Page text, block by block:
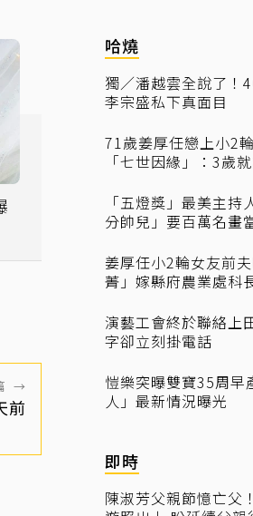
→
前
哈燒
獨／潘越雲全說了！
李宗盛私下真面目
71歲姜厚任戀上小2
「七世因緣」：3歲
「五燈獎」最美主
分帥兒」要百萬名畫
姜厚任小2輪女友前
菁」嫁縣府農業處
演藝工會終於聯絡上
字卻立刻掛電話
愷樂突曝雙寶35周早
人」最新情況曝光
即時
陳淑芳父親節憶亡父